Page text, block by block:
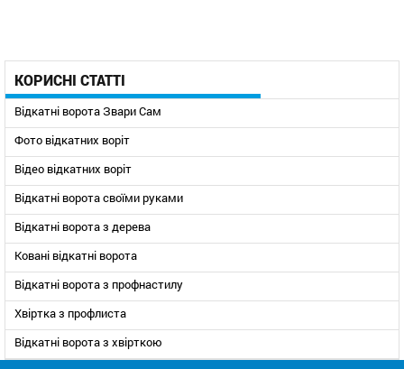
КОРИСНІ СТАТТІ
Відкатні ворота Звари Сам
Фото відкатних воріт
Відео відкатних воріт
Відкатні ворота своїми руками
Відкатні ворота з дерева
Ковані відкатні ворота
Відкатні ворота з профнастилу
Хвіртка з профлиста
Відкатні ворота з хвірткою